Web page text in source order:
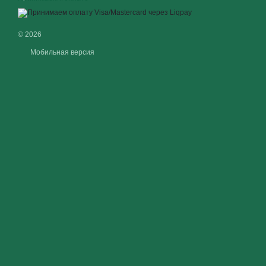
© 2026
Мобильная версия